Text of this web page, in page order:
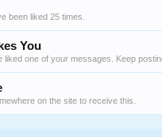
been liked 25 times.
You
liked one of your messages. Keep
on the site to receive this.